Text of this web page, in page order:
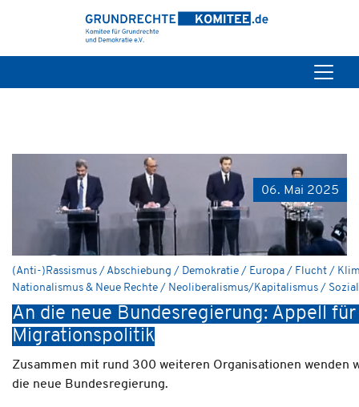
06. Mai 2025
(Anti-)Rassismus / Abschiebung / Demokratie / Europa / Flucht /
Nationalismus & Neue Rechte / Neoliberalismus/Kapitalismus /
An die neue Bundesregierung: Appell
Migrationspolitik
Zusammen mit rund 300 weiteren Organisationen wenden
die neue Bundesregierung.